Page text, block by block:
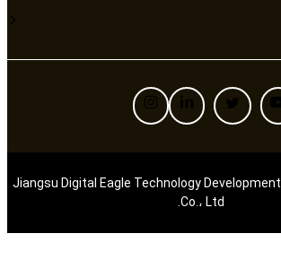
حقوق النشر © 2023 Jiangsu Digital Eagle Technology Development
Co.، Ltd.